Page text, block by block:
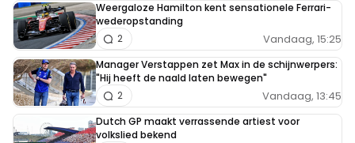
Weergaloze Hamilton kent sensationele Ferrari-
wederopstanding
Vandaag, 15:25
2
Manager Verstappen zet Max in de schijnwerpers:
"Hij heeft de naald laten bewegen"
Vandaag, 13:45
2
Dutch GP maakt verrassende artiest voor
volkslied bekend